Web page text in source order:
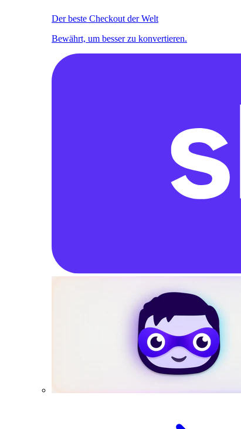
Der beste Checkout der Welt
Bewährt, um besser zu konvertieren.